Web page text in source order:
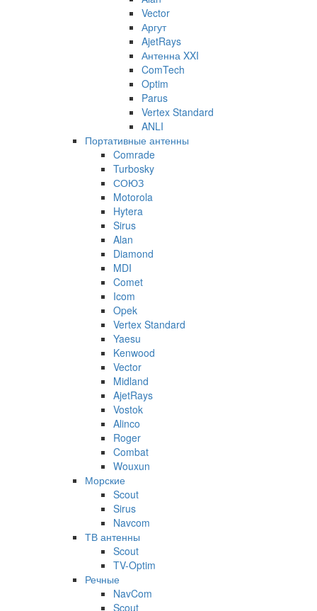
Vector
Аргут
AjetRays
Антенна XXI
ComTech
Optim
Parus
Vertex Standard
ANLI
Портативные антенны
Comrade
Turbosky
СОЮЗ
Motorola
Hytera
Sirus
Alan
Diamond
MDI
Comet
Icom
Opek
Vertex Standard
Yaesu
Kenwood
Vector
Midland
AjetRays
Vostok
Alinco
Roger
Combat
Wouxun
Морские
Scout
Sirus
Navcom
ТВ антенны
Scout
TV-Optim
Речные
NavCom
Scout